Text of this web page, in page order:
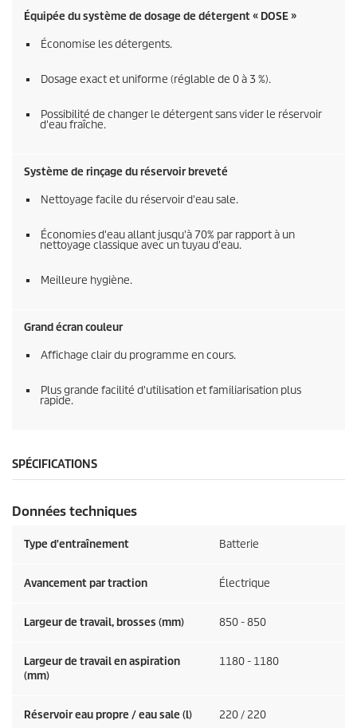
Équipée du système de dosage de détergent « DOSE »
Économise les détergents.
Dosage exact et uniforme (réglable de 0 à 3 %).
Possibilité de changer le détergent sans vider le réservoir
d'eau fraîche.
Système de rinçage du réservoir breveté
Nettoyage facile du réservoir d'eau sale.
Économies d'eau allant jusqu'à 70% par rapport à un
nettoyage classique avec un tuyau d'eau.
Meilleure hygiène.
Grand écran couleur
Affichage clair du programme en cours.
Plus grande facilité d'utilisation et familiarisation plus
rapide.
SPÉCIFICATIONS
Données techniques
Type d'entraînement Batterie
Avancement par traction Électrique
Largeur de travail, brosses (mm) 850 - 850
Largeur de travail en aspiration
(mm)
1180 - 1180
Réservoir eau propre / eau sale (l) 220 / 220